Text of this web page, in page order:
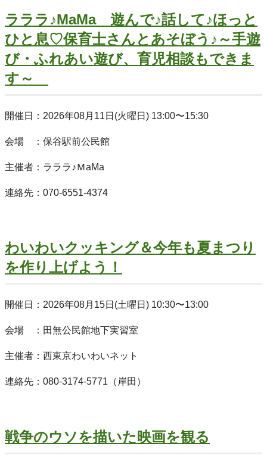
ラララ♪MaMa 遊んで♪話して♪ほっと
ひと息♡保育士さんとあそぼう♪～手遊
び・ふれあい遊び、育児相談もできま
す～
開催日：2026年08月11日(火曜日) 13:00〜15:30
会場 ：保谷駅前公民館
主催者：ラララ♪ＭaMa
連絡先：070-6551-4374
わいわいクッキング＆今年も夏まつり
を作り上げよう！
開催日：2026年08月15日(土曜日) 10:30〜13:00
会場 ：田無公民館地下実習室
主催者：西東京わいわいネット
連絡先：080-3174-5771（岸田）
戦争のウソを描いた映画を観る